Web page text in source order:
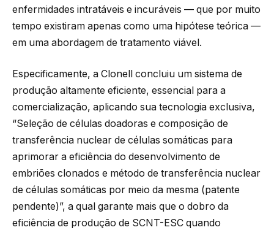
enfermidades intratáveis e incuráveis — que por muito
tempo existiram apenas como uma hipótese teórica —
em uma abordagem de tratamento viável.
Especificamente, a Clonell concluiu um sistema de
produção altamente eficiente, essencial para a
comercialização, aplicando sua tecnologia exclusiva,
“Seleção de células doadoras e composição de
transferência nuclear de células somáticas para
aprimorar a eficiência do desenvolvimento de
embriões clonados e método de transferência nuclear
de células somáticas por meio da mesma (patente
pendente)”, a qual garante mais que o dobro da
eficiência de produção de SCNT-ESC quando